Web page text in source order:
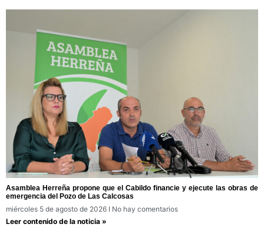
Asamblea Herreña propone que el Cabildo financie y ejecute las obras de
emergencia del Pozo de Las Calcosas
miércoles 5 de agosto de 2026
No hay comentarios
Leer contenido de la noticia »